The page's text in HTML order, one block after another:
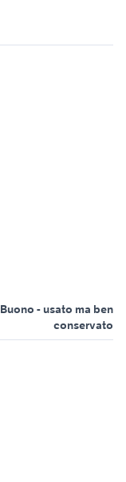
Buono - usato ma ben
conservato